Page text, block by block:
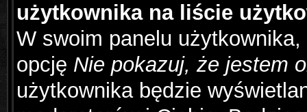
użytkownika na liście
W swoim panelu
opcję Nie pokazuj, że jestem
użytkownika będzie